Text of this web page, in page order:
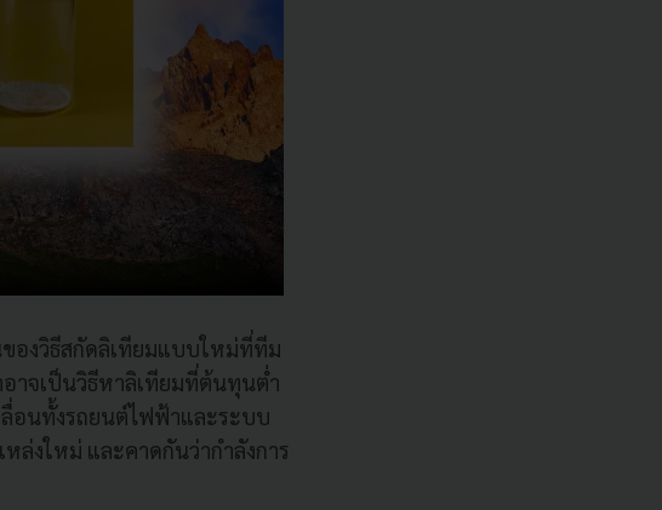
องวิธีสกัดลิเทียมแบบใหม่ที่ทีม
าจเป็นวิธีหาลิเทียมที่ต้นทุนต่ำ
อนทั้งรถยนต์ไฟฟ้าและระบบ
ล่งใหม่ และคาดกันว่ากำลังการ